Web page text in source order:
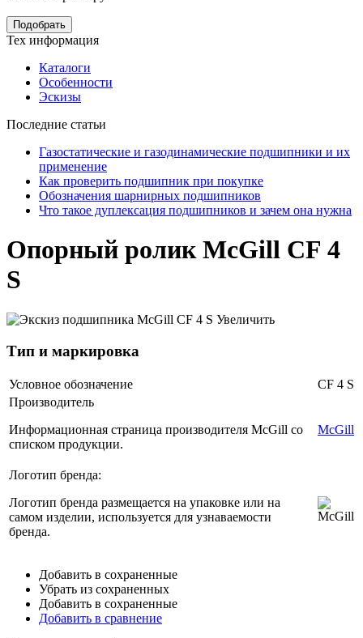
Подобрать
Тех информация
Каталоги
Особенности
Эскизы
Последние статьи
Газостатические и газодинамические подшипники и их
применение
Как проверить подшипник при покупке
Обозначения шарнирных подшипников
Что такое дуплексация подшипников и зачем она нужна
Опорный ролик McGill CF 4
S
Увеличить
Тип и маркировка
Условное обозначение
CF 4 S
Производитель
Информационная страница производителя McGill со
списком продукции.
McGill
Логотип бренда:
Логотип бренда размещается на упаковке или на
самом изделии, используется для узнаваемости
бренда.
Добавить в сохраненные
Убрать из сохраненных
Добавить в сохраненные
Добавить в сравнение